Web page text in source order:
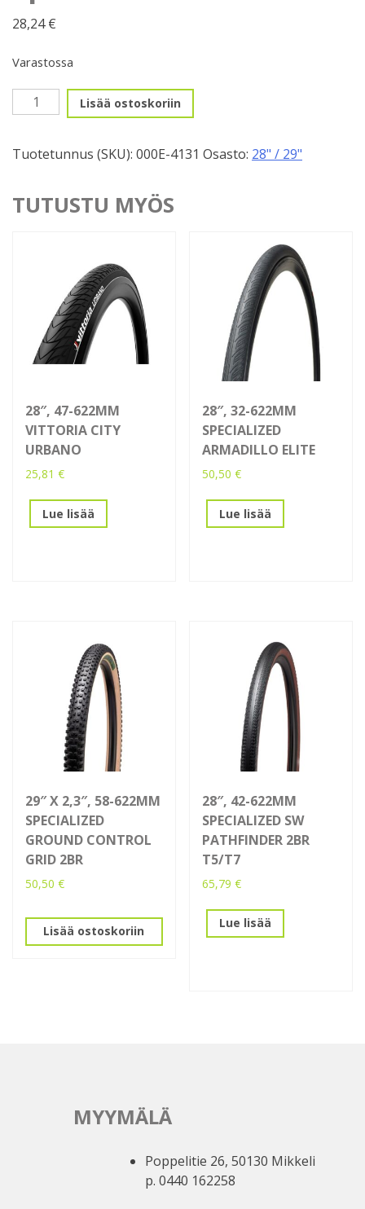
28,24€
Varastossa
42-
Specialized
Sport
Reflect
Lisää ostoskoriin
Tuotetunnus (SKU): 000E-4131 Osasto: 28" / 29"
TUTUSTU MYÖS
28″, 47-622MM
VITTORIA CITY
URBANO
25,81 €
Lue lisää
28″, 32-622MM
SPECIALIZED
ARMADILLO ELITE
50,50€
Lue lisää
29″ X 2,3″, 58-622MM
SPECIALIZED
GROUND CONTROL
GRID 2BR
50,50 €
Lisää ostoskoriin
28″, 42-622MM
SPECIALIZED SW
PATHFINDER 2BR
T5/T7
65,79€
Lue lisää
MYYMÄLÄ
Poppelitie 26, 50130 Mikkeli
p. 0440 162258